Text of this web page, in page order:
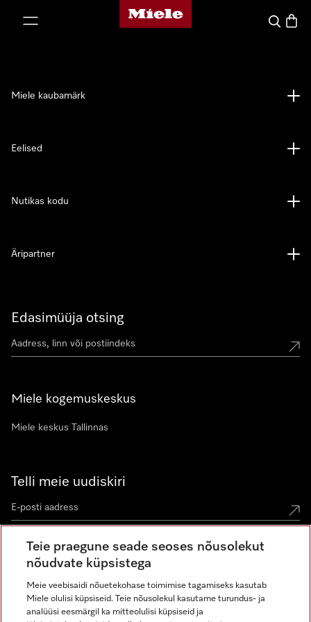
Miele avaleht
Search
Edasimüüja otsing
Miele kogemuskeskus
Miele keskus Tallinnas
Telli meie uudiskiri
Miele kaubamärk
Eelised
Nutikas kodu
Äripartner
Miele Instagramis
Miele Facebookis
Miele Youtube'is
Teie praegune seade seoses nõusolekut
nõudvate küpsistega
Meie veebisaidi nõuetekohase toimimise tagamiseks kasutab
Miele olulisi küpsiseid. Teie nõusolekul kasutame turundus- ja
analüüsi eesmärgil ka mitteolulisi küpsiseid ja